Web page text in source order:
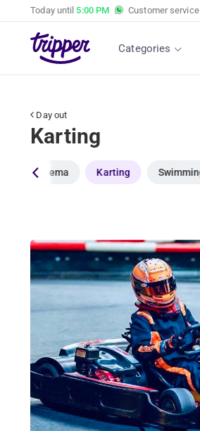
Today until 5:00 PM Customer service
Categories
Day out
Karting
Cinema Karting